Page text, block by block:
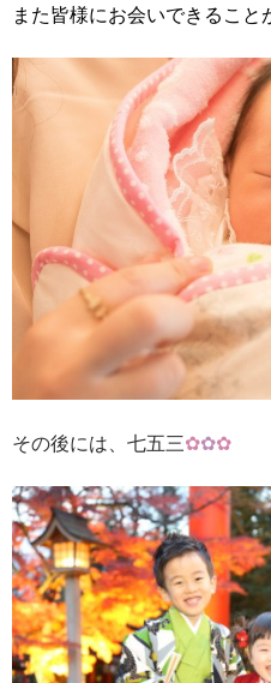
また皆様にお会いできるこ
その後には、七五三✿✿✿